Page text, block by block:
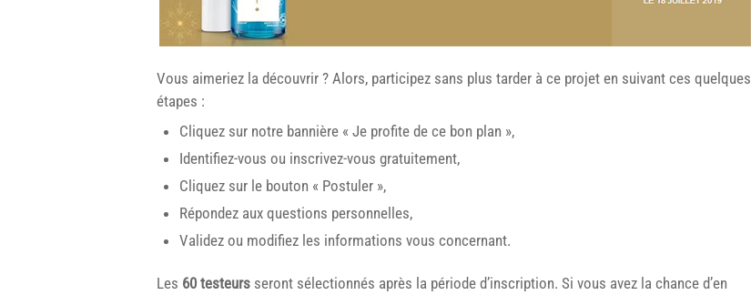
Vous aimeriez la découvrir ? Alors, participez sans plus tarder à ce projet en suivant ces quelques
étapes :
Cliquez sur notre bannière « Je profite de ce bon plan »,
Identifiez-vous ou inscrivez-vous gratuitement,
Cliquez sur le bouton « Postuler »,
Répondez aux questions personnelles,
Validez ou modifiez les informations vous concernant.
Les 60 testeurs seront sélectionnés après la période d’inscription. Si vous avez la chance d’en